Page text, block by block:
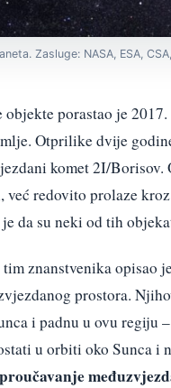
Zasluge: NASA, ESA,
objekte porastao je
Otprilike dvije
komet 2I/
redovito prolaze
da su neki od tih
znanstvenika opisao
prostora.
i padnu u ovu regiju
u orbiti oko Sunca i